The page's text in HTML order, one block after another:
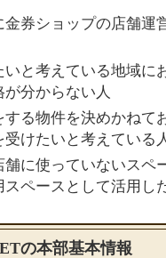
金券ショップの店舗運
いと考えている地域に
分からない人
する物件を決めかねて
受けたいと考えている
舗に使っていないスペ
スペースとして活用し
の本部基本情報